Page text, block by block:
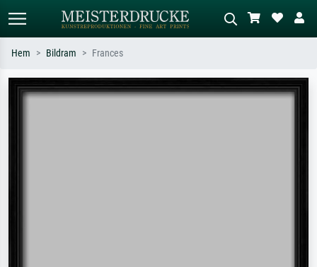
Standardsök AI-bildsökning
Hem Bildram Frances